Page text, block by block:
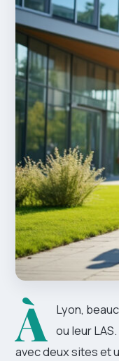
À Lyon,
ou leur
avec deux sites et